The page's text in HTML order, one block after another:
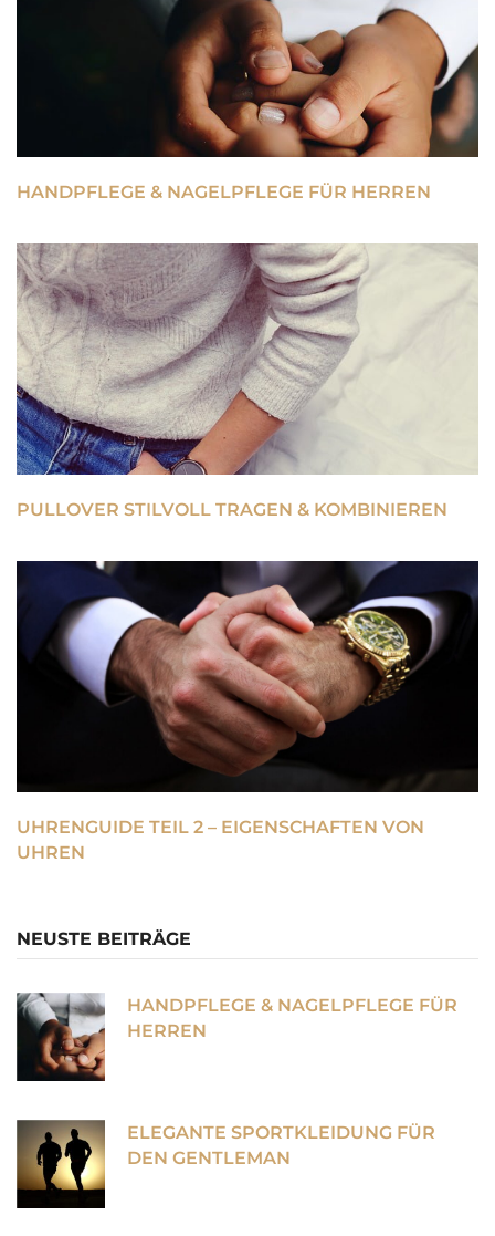
HANDPFLEGE & NAGELPFLEGE FÜR HERREN
PULLOVER STILVOLL TRAGEN & KOMBINIEREN
UHRENGUIDE TEIL 2 – EIGENSCHAFTEN VON
UHREN
NEUSTE BEITRÄGE
HANDPFLEGE & NAGELPFLEGE FÜR
HERREN
ELEGANTE SPORTKLEIDUNG FÜR
DEN GENTLEMAN